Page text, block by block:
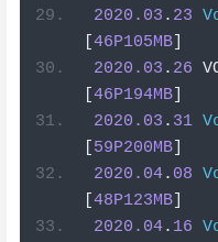
2020.03 . 23
46P105MB]
2020.03 . 26
46P194MB]
2020.03 . 31
59P200MB]
2020.04. 08
48P123MB]
2020.04. 16